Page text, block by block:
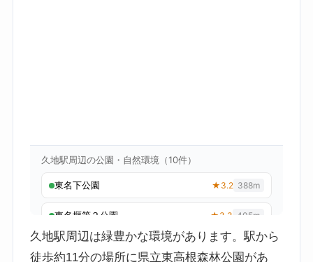
久地駅周辺は緑豊かな環境があります。駅から
徒歩約11分の場所に県立東高根森林公園があ